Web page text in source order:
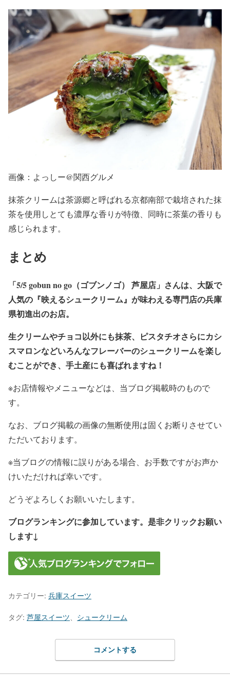
画像：よっしー@関西グルメ
抹茶クリームは茶源郷と呼ばれる京都南部で栽培された抹
茶を使用しとても濃厚な香りが特徴、同時に茶葉の香りも
感じられます。
まとめ
「5/5 gobun no go（ゴブンノゴ） 芦屋店」さんは、大阪で
人気の『映えるシュークリーム』が味わえる専門店の兵庫
県初進出のお店。
生クリームやチョコ以外にも抹茶、ピスタチオさらにカシ
スマロンなどいろんなフレーバーのシュークリームを楽し
むことができ、手土産にも喜ばれますね！
※お店情報やメニューなどは、当ブログ掲載時のもので
す。
なお、ブログ掲載の画像の無断使用は固くお断りさせてい
ただいております。
※当ブログの情報に誤りがある場合、お手数ですがお声か
けいただければ幸いです。
どうぞよろしくお願いいたします。
ブログランキングに参加しています。是非クリックお願い
します↓
カテゴリー: 兵庫スイーツ
タグ: 芦屋スイーツ シュークリーム
コメントする